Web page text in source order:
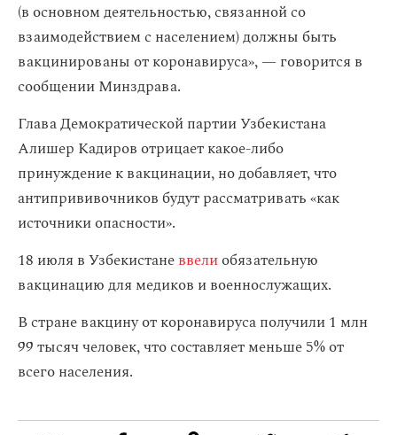
(в основном деятельностью, связанной со
взаимодействием с населением) должны быть
вакцинированы от коронавируса», — говорится в
сообщении Минздрава.
Глава Демократической партии Узбекистана
Алишер Кадиров отрицает какое-либо
принуждение к вакцинации, но добавляет, что
антипрививочников будут рассматривать «как
источники опасности».
18 июля в Узбекистаневвелиобязательную
вакцинацию для медиков и военнослужащих.
В стране вакцину от коронавируса получили 1 млн
99 тысяч человек, что составляет меньше 5% от
всего населения.